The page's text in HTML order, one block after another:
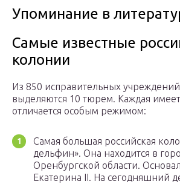
Упоминание в
Самые известные
колонии
Из 850 исправительных
выделяются 10 тюрем. Каждая
отличается особым режимом:
Самая большая российская
дельфин». Она находится в
Оренбургской области.
Екатерина II. На сегодняшний